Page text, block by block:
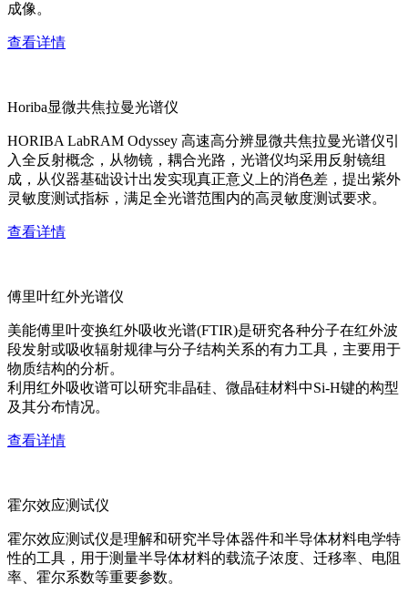
成像。
查看详情
Horiba显微共焦拉曼光谱仪
HORIBA LabRAM Odyssey 高速高分辨显微共焦拉曼光谱仪引
入全反射概念，从物镜，耦合光路，光谱仪均采用反射镜组
成，从仪器基础设计出发实现真正意义上的消色差，提出紫外
灵敏度测试指标，满足全光谱范围内的高灵敏度测试要求。
查看详情
傅里叶红外光谱仪
美能傅里叶变换红外吸收光谱(FTIR)是研究各种分子在红外波
段发射或吸收辐射规律与分子结构关系的有力工具，主要用于
物质结构的分析。
利用红外吸收谱可以研究非晶硅、微晶硅材料中Si-H键的构型
及其分布情况。
查看详情
霍尔效应测试仪
霍尔效应测试仪是理解和研究半导体器件和半导体材料电学特
性的工具，用于测量半导体材料的载流子浓度、迁移率、电阻
率、霍尔系数等重要参数。